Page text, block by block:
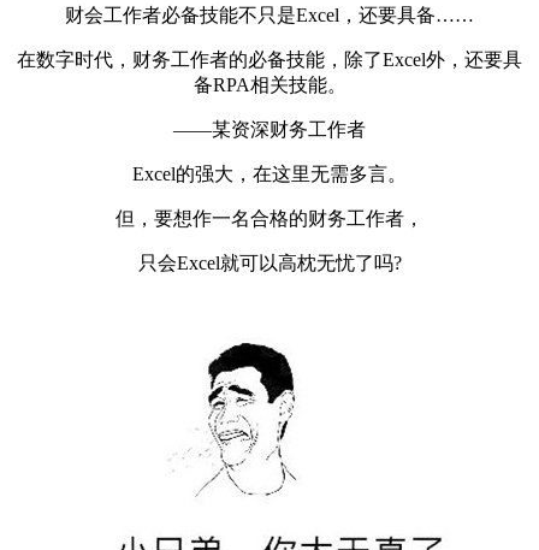
财会工作者必备技能不只是Excel，还要具备……
在数字时代，财务工作者的必备技能，除了Excel外，还要具
备RPA相关技能。
——某资深财务工作者
Excel的强大，在这里无需多言。
但，要想作一名合格的财务工作者，
只会Excel就可以高枕无忧了吗?